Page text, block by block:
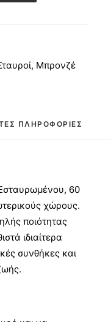
, Μπρονζέ
ΠΛΗΡΟΦΟΡΊΕΣ
60
χώρους.
ποιότητας
ιδιαίτερα
συνθήκες και